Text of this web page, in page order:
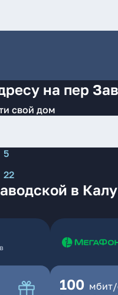
на пер
свой дом
5
22
в
100 мбит/